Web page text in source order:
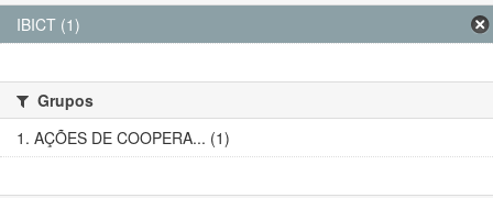
IBICT (1)
Grupos
1. AÇÕES DE COOPERA... (1)